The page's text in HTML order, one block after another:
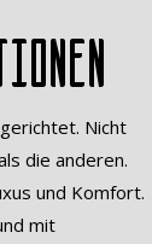
Nicht
die anderen.
und Komfort.
mit